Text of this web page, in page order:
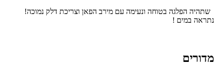
שתהיה הפלגה בטוחה ונעימה עם מירב הפאן וצריכת דלק נמוכה!
נתראה במים !
מדורים